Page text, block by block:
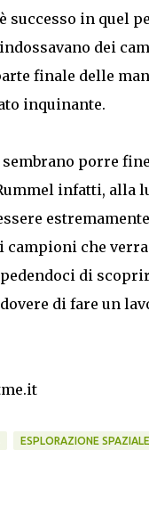
successo in quel
indossavano dei
finale delle
inquinante.
sembrano porre
infatti, alla
che
di
di fare un
ESPLORAZIONE SPAZIALE